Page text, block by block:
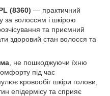
(8360) — практичний
за волоссям і шкірою
та приємний
здоровий стан волосся та
, не пошкоджуючи їхню
під час
кровообіг шкіри голови,
епідермісу та сприяє